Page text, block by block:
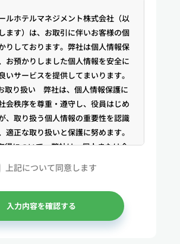
ルホテルマネジメント株式会社（以
ます）は、お取引に伴いお客様の個
りしております。弊社は個人情報保
お預かりしました個人情報を安全に
いサービスを提供してまいります。
取り扱い 弊社は、個人情報保護に
会秩序を尊重・遵守し、役員はじめ
、取り扱う個人情報の重要性を認識
適正な取り扱いと保護に努めます。
得について 弊社は、個人または企
メール等のお問合せや公開情報（登
帳、インターネット掲載情報等）な
公正な手段により個人情報を取得い
る個人情報 （1）マンスリー物件
上記について同意します
入力内容を確認する